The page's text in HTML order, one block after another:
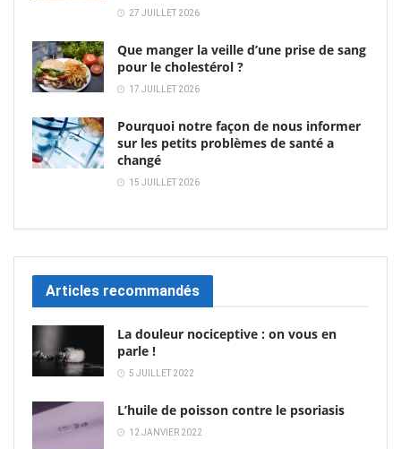
27 JUILLET 2026
Que manger la veille d’une prise de sang
pour le cholestérol ?
17 JUILLET 2026
Pourquoi notre façon de nous informer
sur les petits problèmes de santé a
changé
15 JUILLET 2026
Articles recommandés
La douleur nociceptive : on vous en
parle !
5 JUILLET 2022
L’huile de poisson contre le psoriasis
12 JANVIER 2022